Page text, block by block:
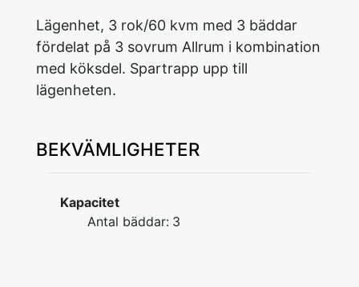
Lägenhet, 3 rok/60 kvm med 3 bäddar
fördelat på 3 sovrum Allrum i kombination
med köksdel. Spartrapp upp till
lägenheten.
BEKVÄMLIGHETER
Kapacitet
Antal bäddar: 3